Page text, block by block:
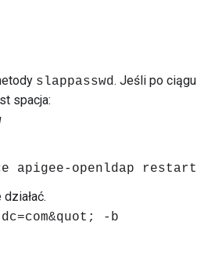
slappasswd. Jeśli po ciągu
spacja:
apigee-openldap restart
-b